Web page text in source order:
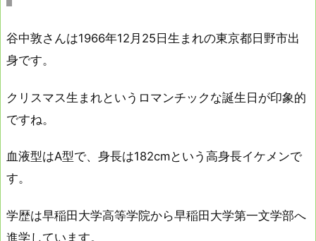
谷中敦さんは1966年12月25日生まれの東京都日野市出
身です。
クリスマス生まれというロマンチックな誕生日が印象的
ですね。
血液型はA型で、身長は182cmという高身長イケメンで
す。
学歴は早稲田大学高等学院から早稲田大学第一文学部へ
進学しています。